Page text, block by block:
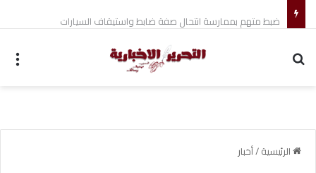
ضبط متهم بممارسة انتحال صفة ضابط واستيقاف السيارات
الرئيسية/أخبار